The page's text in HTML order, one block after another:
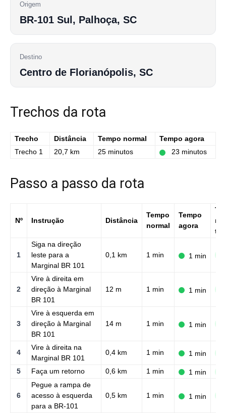
Origem
BR-101 Sul, Palhoça, SC
Destino
Centro de Florianópolis, SC
Trechos da rota
Trecho Distância Tempo normal
Tempo agora
Trecho 1
20,7 km 25 minutos 23 minutos
Passo a passo da rota
Nº Instrução Distância
Tempo
normal
Tempo
agora
no
1
Siga na direção
leste para a
Marginal BR 101
0,1 km 1 min 1 min
2
Vire à direita em
direção à Marginal
BR 101
12 m 1 min 1 min
3
Vire à esquerda em
direção à Marginal
BR 101
14 m 1 min 1 min
4
Vire à direita na
Marginal BR 101
0,4 km 1 min 1 min
5 Faça um retorno 0,6 km 1 min 1 min
6
Pegue a rampa de
acesso à esquerda
para a BR-101
0,5 km 1 min 1 min